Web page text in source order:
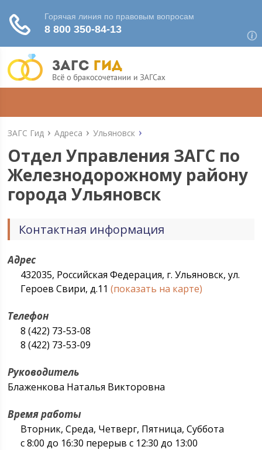
ЗАГС Гид Адреса Ульяновск
Отдел Управления ЗАГС по
Железнодорожному району
города Ульяновск
Контактная информация
Адрес
432035, Российская Федерация, г. Ульяновск, ул.
Героев Свири, д.11(показать на карте)
Телефон
8 (422) 73-53-08
8 (422) 73-53-09
Руководитель
Блаженкова Наталья Викторовна
Время работы
Вторник, Среда, Четверг, Пятница, Суббота
с 8:00 до 16:30 перерыв с 12:30 до 13:00